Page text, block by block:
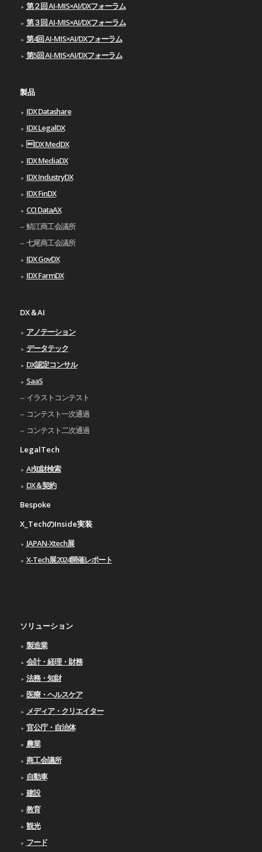
第２回 AI-MIS×AI/DXフォーラム
第３回 AI-MIS×AI/DXフォーラム
第4回 AI-MIS×AI/DXフォーラム
第5回 AI-MIS×AI/DXフォーラム
製品
IDX Datashare
IDX LegalDX
IDX MedDX
IDX MediaDX
IDX IndustryDX
IDX FinDX
CCI DataAX
鯖江商工会議所
七尾商工会議所
IDX GovDX
IDX FarmDX
DX＆AI
アノテーション
データテック
DX認定コンサル
SaaS
イラストコンテスト
コンテスト一次通過
コンテスト二次通過
LegalTech
AI知財検索
DX＆契約
Bespoke
X_TechのInside実装
JAPAN-Xtech展
X-Tech展2024開催レポート
ソリューション
製造業
会計・経理・財務
法務・知財
医療・ヘルスケア
メディア・クリエイター
官公庁・自治体
農業
商工会議所
自動車
建設
教育
観光
フード